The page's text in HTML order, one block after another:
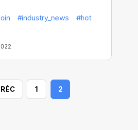
#industry_news
#hot
1 2